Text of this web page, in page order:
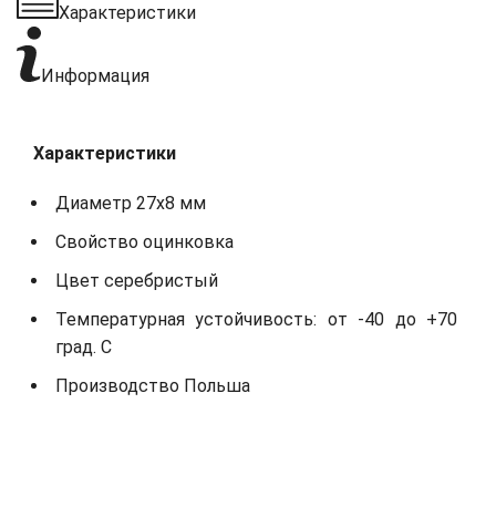
Характеристики
Информация
Характеристики
Диаметр 27х8 мм
Свойство оцинковка
Цвет серебристый
Температурная устойчивость: от -40 до +70
град. С
Производство Польша